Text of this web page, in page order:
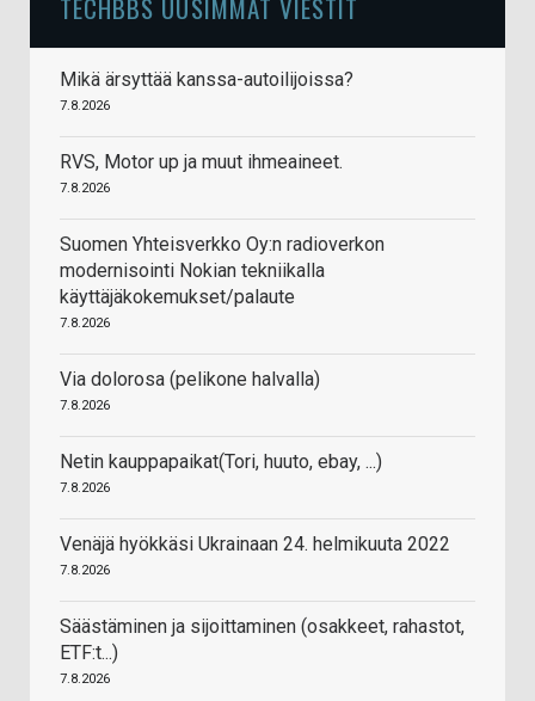
TECHBBS UUSIMMAT VIESTIT
Mikä ärsyttää kanssa-autoilijoissa?
7.8.2026
RVS, Motor up ja muut ihmeaineet.
7.8.2026
Suomen Yhteisverkko Oy:n radioverkon
modernisointi Nokian tekniikalla
käyttäjäkokemukset/palaute
7.8.2026
Via dolorosa (pelikone halvalla)
7.8.2026
Netin kauppapaikat(Tori, huuto, ebay, ...)
7.8.2026
Venäjä hyökkäsi Ukrainaan 24. helmikuuta 2022
7.8.2026
Säästäminen ja sijoittaminen (osakkeet, rahastot,
ETF:t...)
7.8.2026